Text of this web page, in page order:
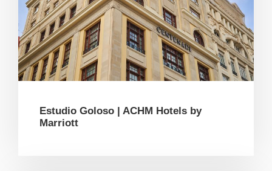
Estudio Goloso | ACHM Hotels by
Marriott